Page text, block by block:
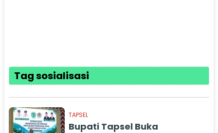
Tag sosialisasi
TAPSEL
Bupati Tapsel Buka